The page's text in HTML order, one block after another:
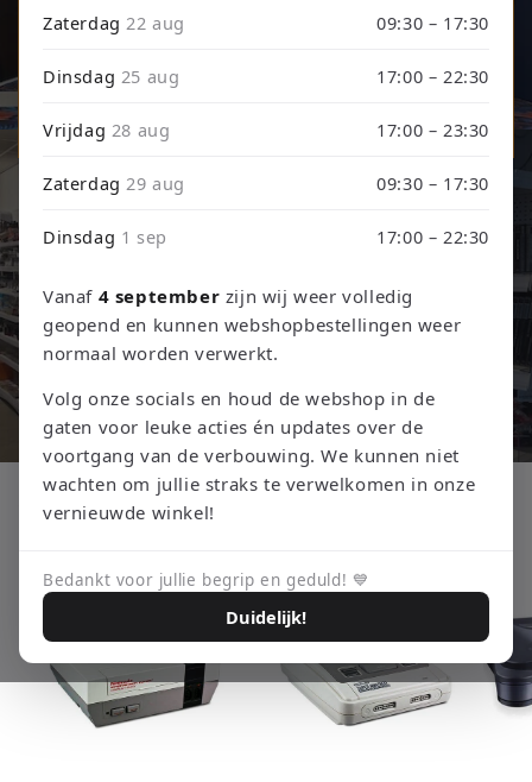
Shop nu
Zaterdag22 aug 09:30 – 17:30
Dinsdag 25 aug 17:00 – 22:30
Vrijdag 28 aug 17:00 – 23:30
Zaterdag29 aug 09:30 – 17:30
Dinsdag 1 sep 17:00 – 22:30
Vanaf 4 september zijn wij weer volledig
geopend en kunnen webshopbestellingen weer
normaal worden verwerkt.
Volg onze socials en houd de webshop in de
gaten voor leuke acties én updates over de
voortgang van de verbouwing. We kunnen niet
wachten om jullie straks te verwelkomen in onze
vernieuwde winkel!
Bedankt voor jullie begrip en geduld! 💙
Duidelijk!